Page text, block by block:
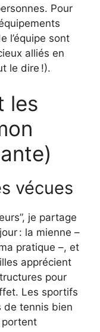
Pour
l’équipe sont
alliés en
le dire !).
les
vécues
je partage
: la mienne –
pratique –, et
apprécient
pour
Les sportifs
de tennis bien
portent